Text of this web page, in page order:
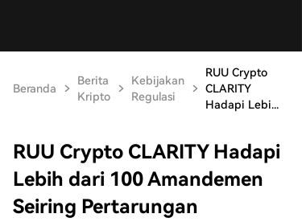
Beranda
Berita
Kripto
Kebijakan
Regulasi
RUU Crypto
CLARITY
Hadapi Lebi...
RUU Crypto CLARITY Hadapi
Lebih dari 100 Amandemen
Seiring Pertarungan